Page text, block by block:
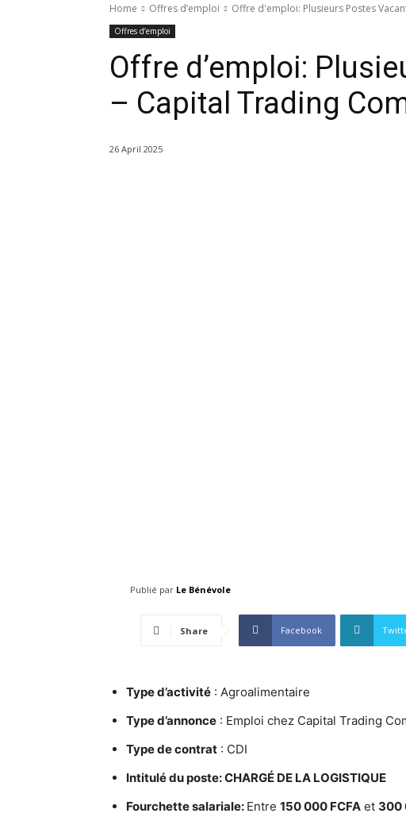
Home Offres d’emploi Offre d'emploi: Plusieurs Postes
Offres d’emploi
Offre d’emploi:
– Capital Trading
26 April 2025
Publié par Le Bénévole
Share Facebook
Type d’activité : Agroalimentaire
Type d’annonce : Emploi chez Capital Trading
Type de contrat : CDI
Intitulé du poste:CHARGÉ DE LA LOGISTIQUE
Fourchette salariale: Entre 150 000 FCFA et 300